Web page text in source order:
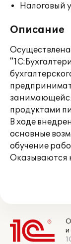
Налоговый
Описание
продуктами
В ходе
основные
обучение
Оказываются
и